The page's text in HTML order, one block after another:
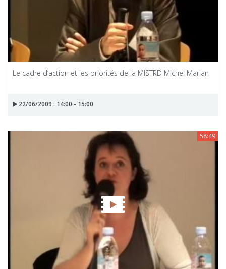
Le cadre d’action et les priorités de la MISTRD Michel Marian
22/06/2009 : 14:00 - 15:00
58:49